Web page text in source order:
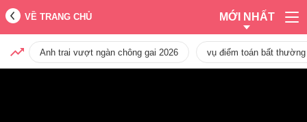
VỀ TRANG CHỦ MỚI NHẤT
Anh trai vượt ngàn chông gai 2026 vụ điểm toán bất